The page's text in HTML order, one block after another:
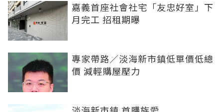
嘉義首座社會社宅「友忠好室」下
月完工 招租期曝
專家帶路／淡海新市鎮低單價低總
價 減輕購屋壓力